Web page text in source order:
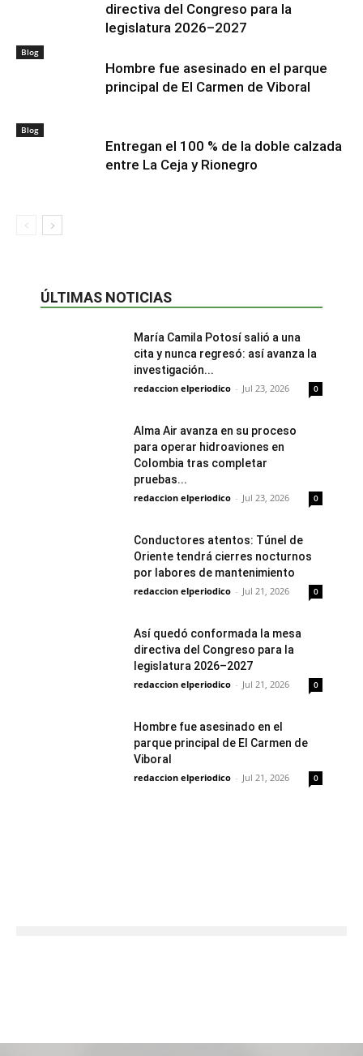
directiva del Congreso para la
legislatura 2026–2027
Blog
Hombre fue asesinado en el parque
principal de El Carmen de Viboral
Blog
Entregan el 100 % de la doble calzada
entre La Ceja y Rionegro
ÚLTIMAS NOTICIAS
María Camila Potosí salió a una
cita y nunca regresó: así avanza la
investigación...
redaccion elperiodico - Jul 23, 2026 0
Alma Air avanza en su proceso
para operar hidroaviones en
Colombia tras completar
pruebas...
redaccion elperiodico - Jul 23, 2026 0
Conductores atentos: Túnel de
Oriente tendrá cierres nocturnos
por labores de mantenimiento
redaccion elperiodico - Jul 21, 2026 0
Así quedó conformada la mesa
directiva del Congreso para la
legislatura 2026–2027
redaccion elperiodico - Jul 21, 2026 0
Hombre fue asesinado en el
parque principal de El Carmen de
Viboral
redaccion elperiodico - Jul 21, 2026 0